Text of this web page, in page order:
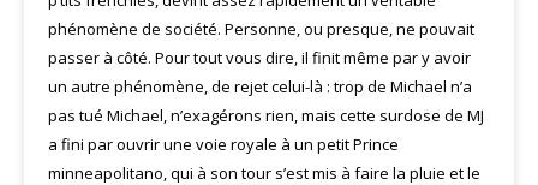
phénomène de société. Personne, ou presque, ne pouvait
passer à côté. Pour tout vous dire, il finit même par y avoir
un autre phénomène, de rejet celui-là : trop de Michael n’a
pas tué Michael, n’exagérons rien, mais cette surdose de MJ
a fini par ouvrir une voie royale à un petit Prince
minneapolitano, qui à son tour s’est mis à faire la pluie et le